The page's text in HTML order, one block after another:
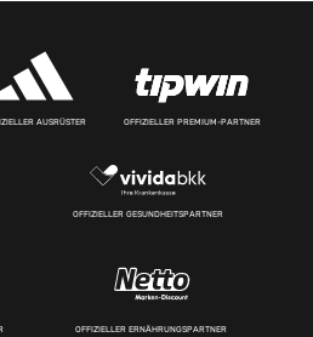
AUSRÜSTER OFFIZIELLER PREMIUM-PARTNER
OFFIZIELLER GESUNDHEITSPARTNER
OFFIZIELLER ERNÄHRUNGSPARTNER